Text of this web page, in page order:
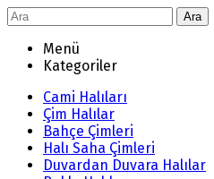
Ara
Menü
Kategoriler
Cami Halıları
Çim Halılar
Bahçe Çimleri
Halı Saha Çimleri
Duvardan Duvara Halılar